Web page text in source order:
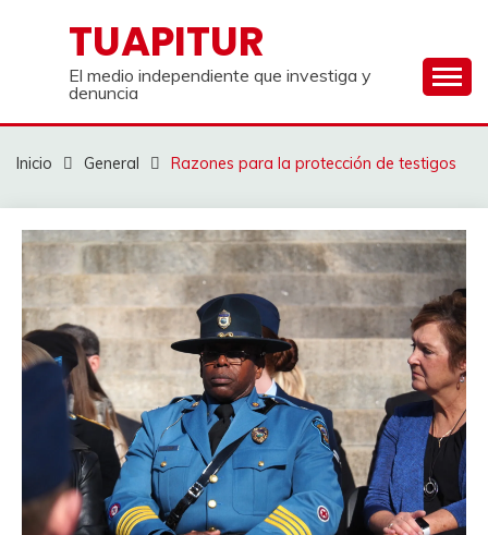
contenidoTUAPITUR
El medio independiente que investiga y
denuncia
Inicio General Razones para la protección de testigos